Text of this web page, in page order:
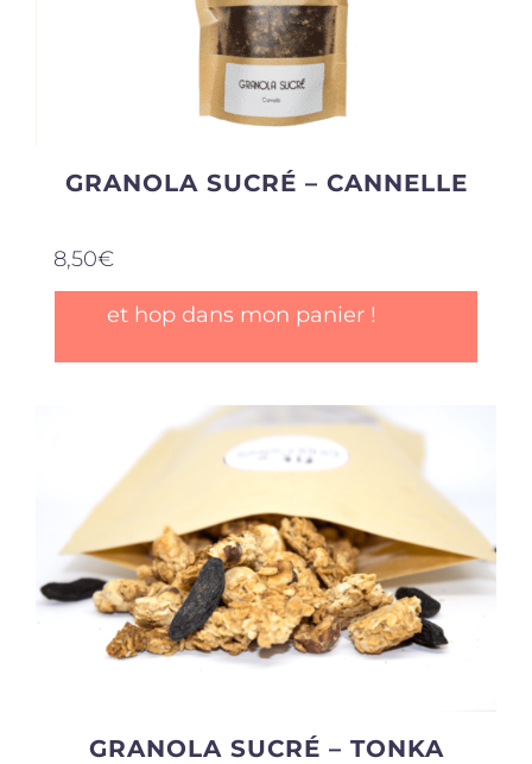
GRANOLA SUCRÉ – CANNELLE
8,50€
et hop dans mon panier !
GRANOLA SUCRÉ – TONKA